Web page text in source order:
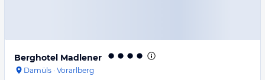
Berghotel Madlener
Damüls · Vorarlberg